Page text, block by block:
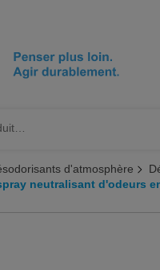
d'atmosphère
neutralisant d'odeurs